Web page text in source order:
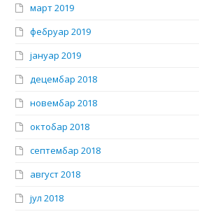
март 2019
фебруар 2019
јануар 2019
децембар 2018
новембар 2018
октобар 2018
септембар 2018
август 2018
јул 2018